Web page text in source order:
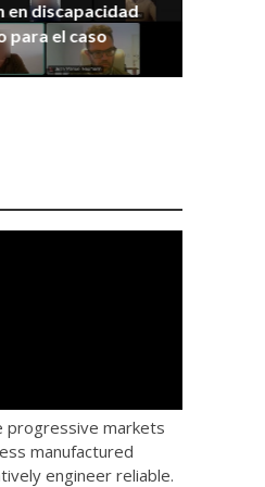
en discapacidad
para el caso
progressive markets
manufactured
engineer reliable.